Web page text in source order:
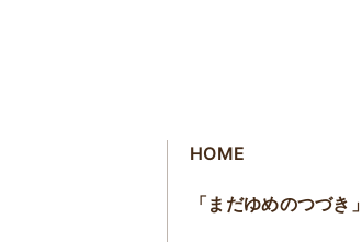
HOME
「まだゆめのつづき